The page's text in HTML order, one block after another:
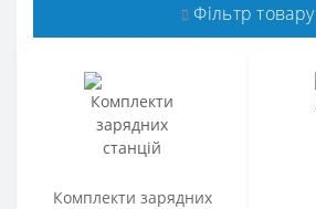
Фільтр товару
Комплекти зарядних